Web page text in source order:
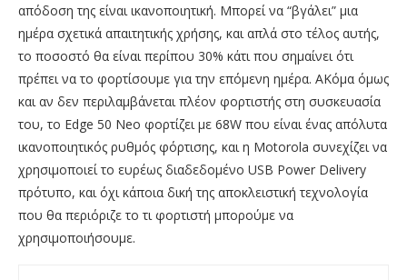
απόδοση της είναι ικανοποιητική. Μπορεί να “βγάλει” μια
ημέρα σχετικά απαιτητικής χρήσης, και απλά στο τέλος αυτής,
το ποσοστό θα είναι περίπου 30% κάτι που σημαίνει ότι
πρέπει να το φορτίσουμε για την επόμενη ημέρα. ΑΚόμα όμως
και αν δεν περιλαμβάνεται πλέον φορτιστής στη συσκευασία
του, το Edge 50 Neo φορτίζει με 68W που είναι ένας απόλυτα
ικανοποιητικός ρυθμός φόρτισης, και η Motorola συνεχίζει να
χρησιμοποιεί το ευρέως διαδεδομένο USB Power Delivery
πρότυπο, και όχι κάποια δική της αποκλειστική τεχνολογία
που θα περιόριζε το τι φορτιστή μπορούμε να
χρησιμοποιήσουμε.